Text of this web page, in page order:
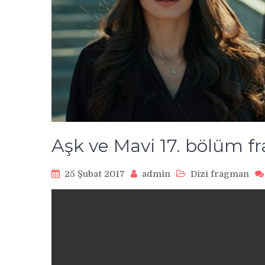
Aşk ve Mavi 17. bölüm
25 Şubat 2017 admin Dizi fragman